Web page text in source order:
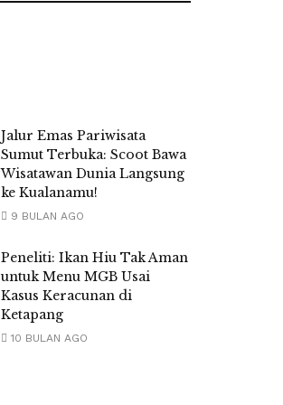
Jalur Emas Pariwisata
Sumut Terbuka: Scoot Bawa
Wisatawan Dunia Langsung
ke Kualanamu!
9 BULAN AGO
Peneliti: Ikan Hiu Tak Aman
untuk Menu MGB Usai
Kasus Keracunan di
Ketapang
10 BULAN AGO